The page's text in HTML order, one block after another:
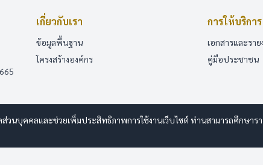
เกี่ยวกับเรา
ข้อมูลพื้นฐาน
โครงสร้างองค์กร
การให้บริการ
เอกสารและราย
คู่มือประชาชน
นบุคคลและช่วยเพิ่มประสิทธิภาพการใช้งานเว็บไซต์ ท่านสามารถศึกษาร